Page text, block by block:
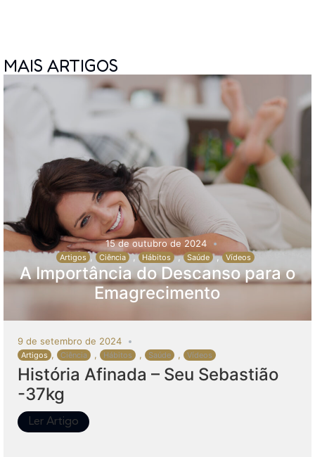
MAIS ARTIGOS
15 de outubro de 2024
Artigos , Ciência , Hábitos , Saúde , Vídeos
A Importância do Descanso para o
Emagrecimento
9 de setembro de 2024
Artigos , Ciência , Hábitos , Saúde , Vídeos
História Afinada – Seu Sebastião
-37kg
Ler Artigo